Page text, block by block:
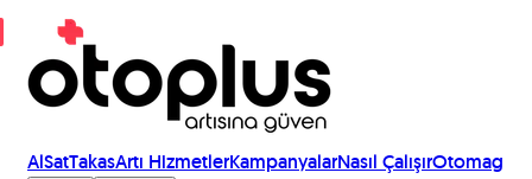
AlSatTakasArtı HizmetlerKampanyalarNasıl ÇalışırOtomag